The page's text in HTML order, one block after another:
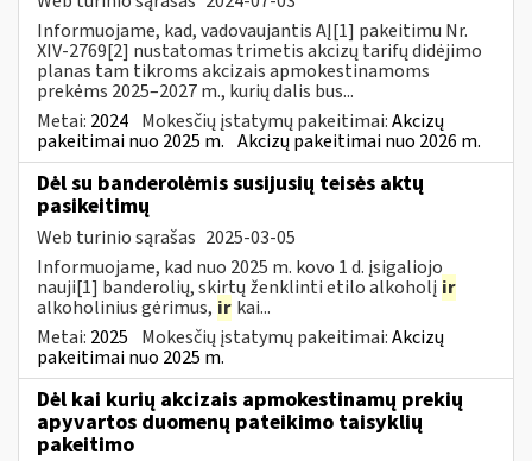
Informuojame, kad, vadovaujantis AĮ[1] pakeitimu Nr.
XIV-2769[2] nustatomas trimetis akcizų tarifų didėjimo
planas tam tikroms akcizais apmokestinamoms
prekėms 2025–2027 m., kurių dalis bus...
Metai: 2024 Mokesčių įstatymų pakeitimai:Akcizų
pakeitimai nuo 2025 m. Akcizų pakeitimai nuo 2026 m.
Dėl su banderolėmis susijusių teisės aktų
pasikeitimų
Web turinio sąrašas 2025-03-05
Informuojame, kad nuo 2025 m. kovo 1 d. įsigaliojo
nauji[1] banderolių, skirtų ženklinti etilo alkoholį ir
alkoholinius gėrimus, ir kai...
Metai: 2025 Mokesčių įstatymų pakeitimai:Akcizų
pakeitimai nuo 2025 m.
Dėl kai kurių akcizais apmokestinamų prekių
apyvartos duomenų pateikimo taisyklių
pakeitimo